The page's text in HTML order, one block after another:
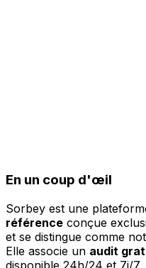
En un coup d'œil
Sorbey est une
référence conçue
et se distingue comme
Elle associe un audit